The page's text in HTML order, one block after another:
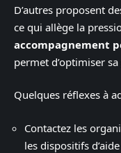
D’autres proposent
ce qui allège la
accompagnement
permet d’optimiser sa
Quelques réflexes à
Contactez les
les dispositifs